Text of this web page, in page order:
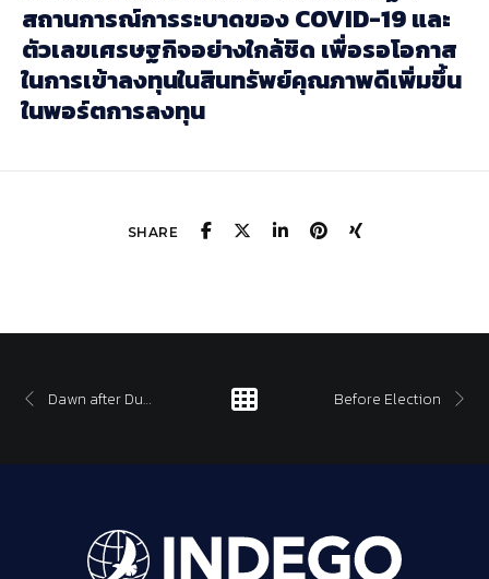
สถานการณ์การระบาดของ COVID-19 และ
ตัวเลขเศรษฐกิจอย่างใกล้ชิด เพื่อรอโอกาส
ในการเข้าลงทุนในสินทรัพย์คุณภาพดีเพิ่มขึ้น
ในพอร์ตการลงทุน
SHARE
Dawn after Dusk Before Election